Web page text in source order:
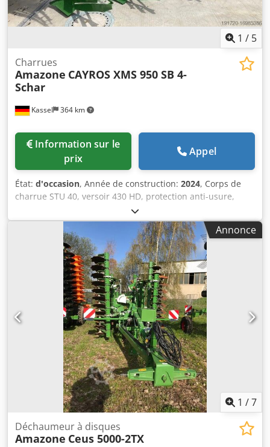
1 / 5
Kassel 364 km
Charrues
Amazone CAYROS XMS 950 SB 4-
Schar
prix
Appel
État: d'occasion, Année de construction: 2024, Corps de
charrue STU 40, versoir 430 HD, protection anti-usure,
boulon de cisaillement. Dcodsuhnlmjpfx Aidsk
Annonce
1 /7
Déchaumeur à disques
Amazone Ceus 5000-2TX